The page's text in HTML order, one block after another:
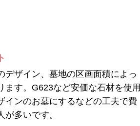
デザイン、墓地の区画面積によっ
ます。G623など安価な石材を使用
インのお墓にするなどの工夫で費
多いです。